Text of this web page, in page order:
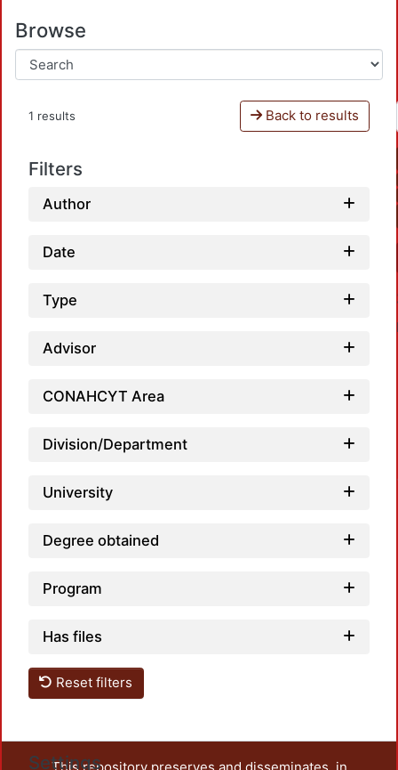
Browse
1 results Back to results
Filters
Author
Date
Type
Advisor
CONAHCYT Area
Division/Department
University
Degree obtained
Program
Has files
Reset filters
Settings